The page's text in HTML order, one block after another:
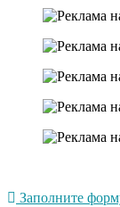
Заполните